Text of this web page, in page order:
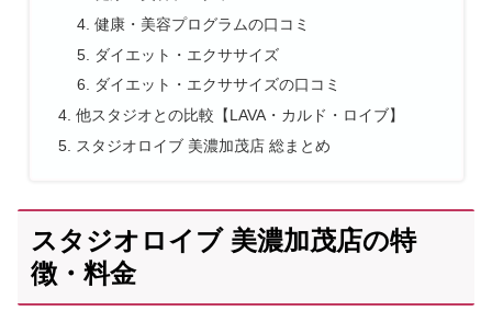
健康・美容プログラムの口コミ
ダイエット・エクササイズ
ダイエット・エクササイズの口コミ
他スタジオとの比較【LAVA・カルド・ロイブ】
スタジオロイブ 美濃加茂店 総まとめ
スタジオロイブ 美濃加茂店の特
徴・料金